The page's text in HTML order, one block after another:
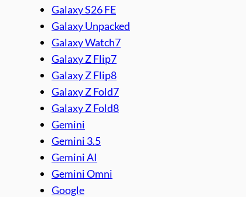
Galaxy S26 FE
Galaxy Unpacked
Galaxy Watch7
Galaxy Z Flip7
Galaxy Z Flip8
Galaxy Z Fold7
Galaxy Z Fold8
Gemini
Gemini 3.5
Gemini AI
Gemini Omni
Google